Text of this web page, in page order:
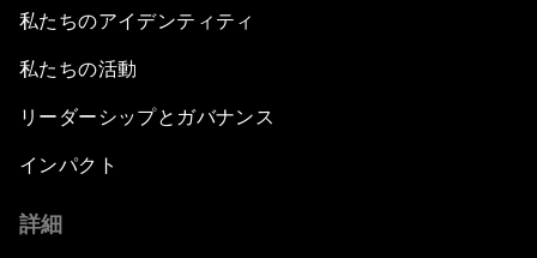
私たちのアイデンティティ
私たちの活動
リーダーシップとガバナンス
インパクト
詳細